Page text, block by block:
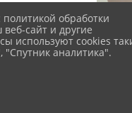
обработки
сайт и другие
используют cookies
"Спутник аналитика".